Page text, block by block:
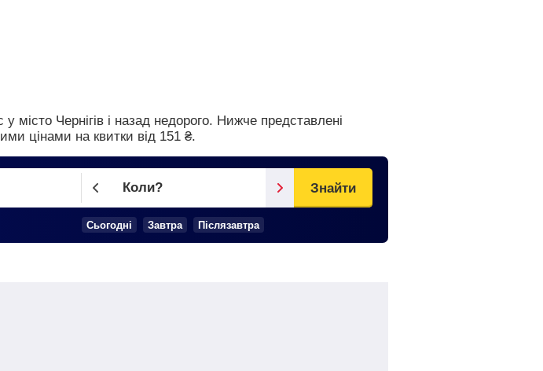
місто Чернігів і назад недорого. Нижче представлені
цінами на квитки від 151 ₴.
Коли?
Cьогодні Завтра Післязавтра
Знайти